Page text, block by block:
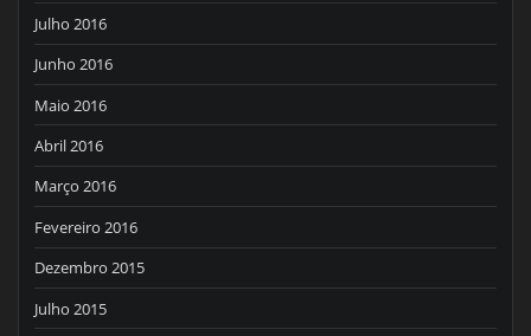
Julho 2016
Junho 2016
Maio 2016
Abril 2016
Março 2016
Fevereiro 2016
Dezembro 2015
Julho 2015